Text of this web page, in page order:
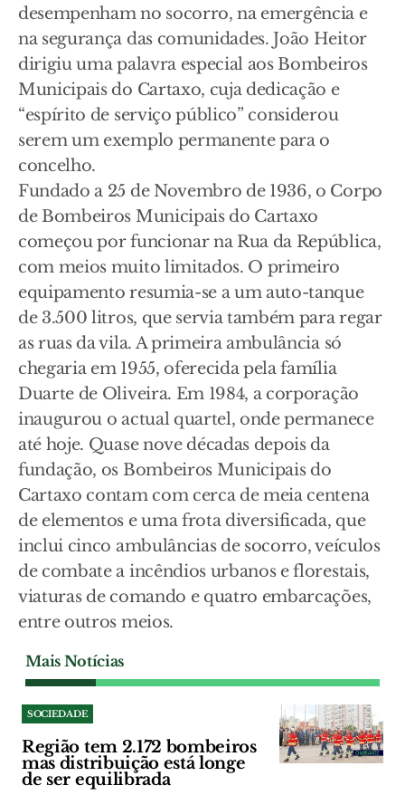
desempenham no socorro, na emergência e
na segurança das comunidades. João Heitor
dirigiu uma palavra especial aos Bombeiros
Municipais do Cartaxo, cuja dedicação e
“espírito de serviço público” considerou
serem um exemplo permanente para o
concelho.
Fundado a 25 de Novembro de 1936, o Corpo
de Bombeiros Municipais do Cartaxo
começou por funcionar na Rua da República,
com meios muito limitados. O primeiro
equipamento resumia-se a um auto-tanque
de 3.500 litros, que servia também para regar
as ruas da vila. A primeira ambulância só
chegaria em 1955, oferecida pela família
Duarte de Oliveira. Em 1984, a corporação
inaugurou o actual quartel, onde permanece
até hoje. Quase nove décadas depois da
fundação, os Bombeiros Municipais do
Cartaxo contam com cerca de meia centena
de elementos e uma frota diversificada, que
inclui cinco ambulâncias de socorro, veículos
de combate a incêndios urbanos e florestais,
viaturas de comando e quatro embarcações,
entre outros meios.
Mais Notícias
SOCIEDADE
Região tem 2.172 bombeiros
mas distribuição está longe
de ser equilibrada